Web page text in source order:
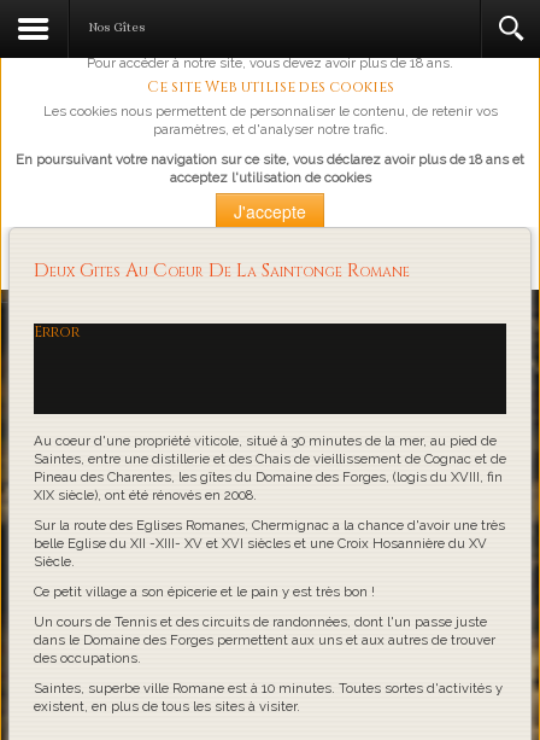
L'abus d'alcool est dangereux pour la santé, à consommer avec
Pour accéder à notre site, vous devez avoir plus de 18 ans.
Ce site Web utilise des cookies
Les cookies nous permettent de personnaliser le contenu, de retenir vos
paramètres, et d'analyser notre trafic.
En poursuivant votre navigation sur ce site, vous déclarez avoir plus de 18 ans et
acceptez l'utilisation de cookies
J'accepte
Loading...
Nos Gîtes
Deux Gites Au Coeur De La Saintonge Romane
Error
Au coeur d'une propriété viticole, situé à 30 minutes de la mer, au pied de
Saintes, entre une distillerie et des Chais de vieillissement de Cognac et de
Pineau des Charentes, les gîtes du Domaine des Forges, (logis du XVIII, fin
XIX siècle), ont été rénovés en 2008.
Sur la route des Eglises Romanes, Chermignac a la chance d'avoir une très
belle Eglise du XII -XIII- XV et XVI siècles et une Croix Hosannière du XV
Siècle.
Ce petit village a son épicerie et le pain y est très bon !
Un cours de Tennis et des circuits de randonnées, dont l'un passe juste
dans le Domaine des Forges permettent aux uns et aux autres de trouver
des occupations.
Saintes, superbe ville Romane est à 10 minutes. Toutes sortes d'activités y
existent, en plus de tous les sites à visiter.